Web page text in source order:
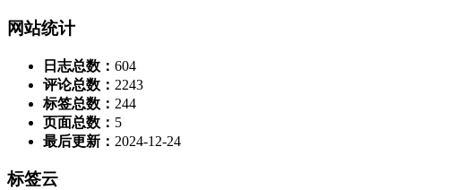
网站统计
日志总数： 604
评论总数： 2243
标签总数： 244
页面总数： 5
最后更新： 2024-12-24
标签云